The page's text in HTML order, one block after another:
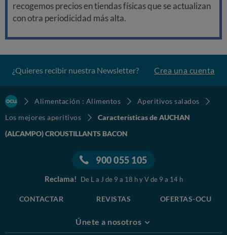
recogemos precios en tiendas físicas que se actualizan
con otra periodicidad más alta.
¿Quieres recibir nuestra Newsletter? Crea una cuenta
Alimentación : Alimentos
Aperitivos salados
Los mejores aperitivos
Características de AUCHAN
(ALCAMPO) CROUSTILLANTS BACON
900 055 105
Reclama! De L a J de 9 a 18 h y V de 9 a 14 h
CONTACTAR REVISTAS OFERTAS-OCU
Únete a nosotros